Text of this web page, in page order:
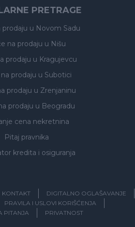
PRETRAGE
prodaju u Novom Sadu
na prodaju u Nišu
prodaju u Kragujevcu
prodaju u Subotici
prodaju u Zrenjaninu
prodaju u Beogradu
cena nekretnina
Pitaj pravnika
kredita i osiguranja
KONTAKT
DIGITALNO OGLAŠAVANJE
PRAVILA I USLOVI KORIŠĆENJA
PITANJA
PRIVATNOST